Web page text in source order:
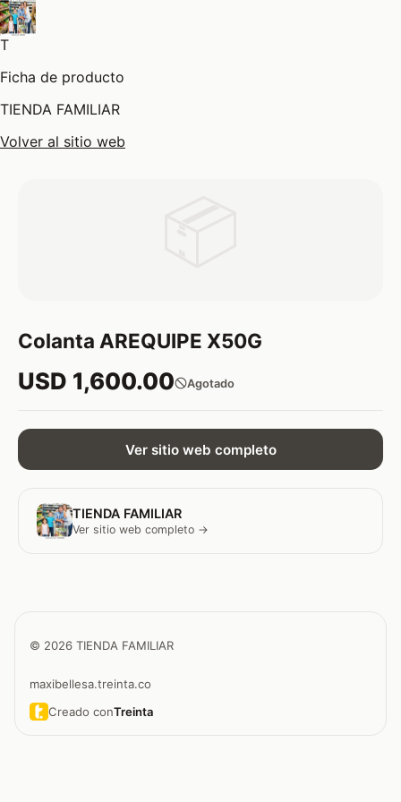
T
Ficha de producto
TIENDA FAMILIAR
Volver al sitio web
Colanta AREQUIPE X50G
USD 1,600.00 Agotado
Ver sitio web completo
TIENDA FAMILIAR
Ver sitio web completo →
© 2026 TIENDA FAMILIAR
maxibellesa.treinta.co
Creado conTreinta